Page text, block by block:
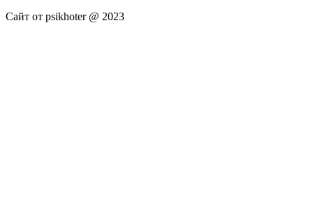
Сайт от psikhoter @ 2023